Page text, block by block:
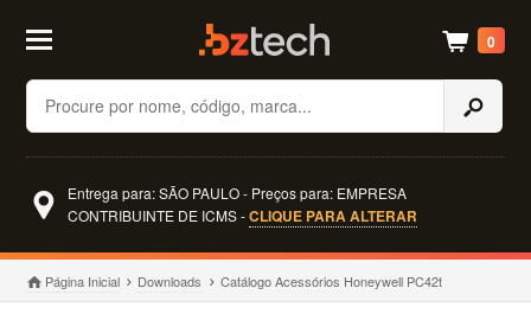
Buscar
0
Entrega para: SÃO PAULO - Preços para: EMPRESA
CONTRIBUINTE DE ICMS -CLIQUE PARA ALTERAR
Página Inicial Downloads Catálogo Acessórios Honeywell PC42t